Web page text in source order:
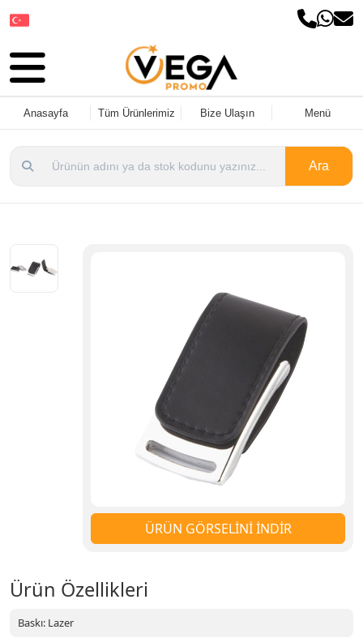
Anasayfa Tüm Ürünlerimiz Bize Ulaşın Menü
Ara
ÜRÜN GÖRSELİNİ İNDİR
Ürün Özellikleri
Baskı: Lazer